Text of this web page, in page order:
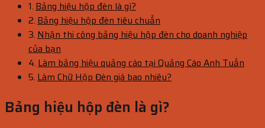
Bảng hiệu hộp đèn là gì?
Bảng hiệu hộp đèn tiêu chuẩn
Nhận thi công bảng hiệu hộp đèn cho doanh nghiệp
của bạn
Làm bảng hiệu quảng cáo tại Quảng Cáo Anh Tuấn
Làm Chữ Hộp Đèn giá bao nhiêu?
Bảng hiệu hộp đèn là gì?